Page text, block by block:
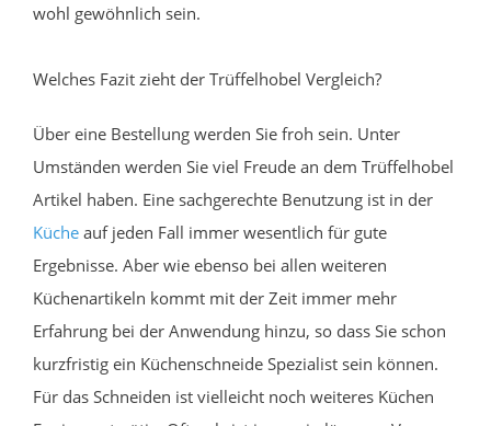
wohl gewöhnlich sein.
Welches Fazit zieht der Trüffelhobel Vergleich?
Über eine Bestellung werden Sie froh sein. Unter
Umständen werden Sie viel Freude an dem Trüffelhobel
Artikel haben. Eine sachgerechte Benutzung ist in der
Küche auf jeden Fall immer wesentlich für gute
Ergebnisse. Aber wie ebenso bei allen weiteren
Küchenartikeln kommt mit der Zeit immer mehr
Erfahrung bei der Anwendung hinzu, so dass Sie schon
kurzfristig ein Küchenschneide Spezialist sein können.
Für das Schneiden ist vielleicht noch weiteres Küchen